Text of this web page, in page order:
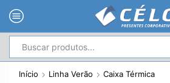
de
pesquisa
Início Linha Verão Caixa Térmica